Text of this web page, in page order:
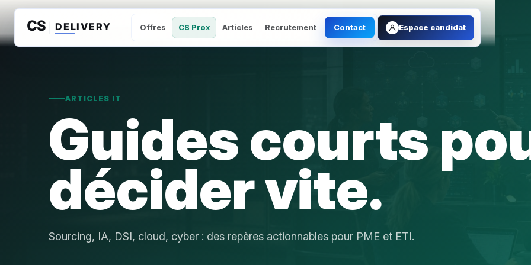
Aller au contenu
Offres CS Prox Articles Recrutement Contact Espace candidat
ARTICLES IT
Guides courts
décider vite.
Sourcing, IA, DSI, cloud, cyber : des repères actionnables pour PME et ETI.